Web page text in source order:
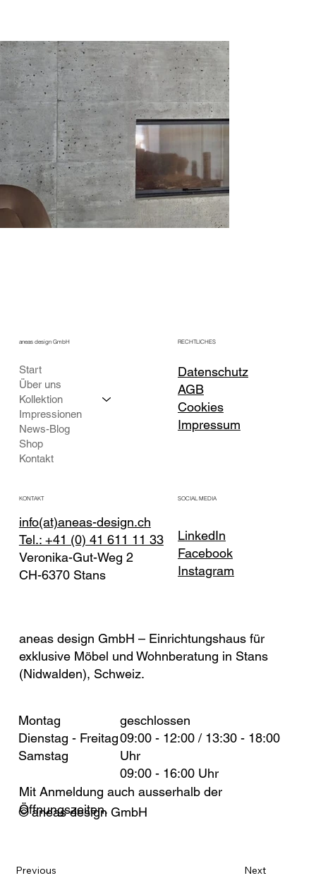
Previous Next
aneas design GmbH
Start
Über uns
Kollektion
Impressionen
News-Blog
Shop
Kontakt
RECHTLICHES
Datenschutz
Cookies
AGB
Impressum
SOCIAL MEDIA
LinkedIn
Facebook
Instagram
KONTAKT
info(at)aneas-design.ch
Tel.: +41 (0) 41 611 11 33
Veronika-Gut-Weg 2
CH-6370 Stans
© aneas design GmbH
Mit Anmeldung auch ausserhalb der
Öffnungszeiten.
geschlossen
09:00 - 12:00 / 13:30 - 18:00
Uhr
09:00 - 16:00 Uhr
Montag
Dienstag - Freitag
Samstag
aneas design GmbH – Einrichtungshaus für
exklusive Möbel und Wohnberatung in Stans
(Nidwalden), Schweiz.